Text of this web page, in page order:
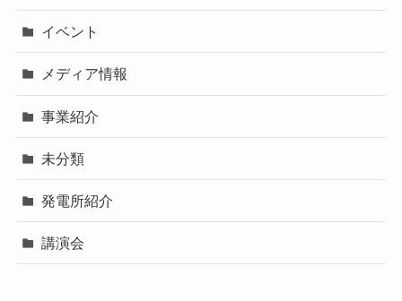
イベント
メディア情報
事業紹介
未分類
発電所紹介
講演会